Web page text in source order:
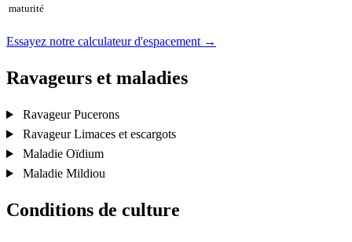
maturité
Essayez notre calculateur d'espacement →
Ravageurs et maladies
RavageurPucerons
RavageurLimaces et escargots
Maladie Oïdium
Maladie Mildiou
Conditions de culture